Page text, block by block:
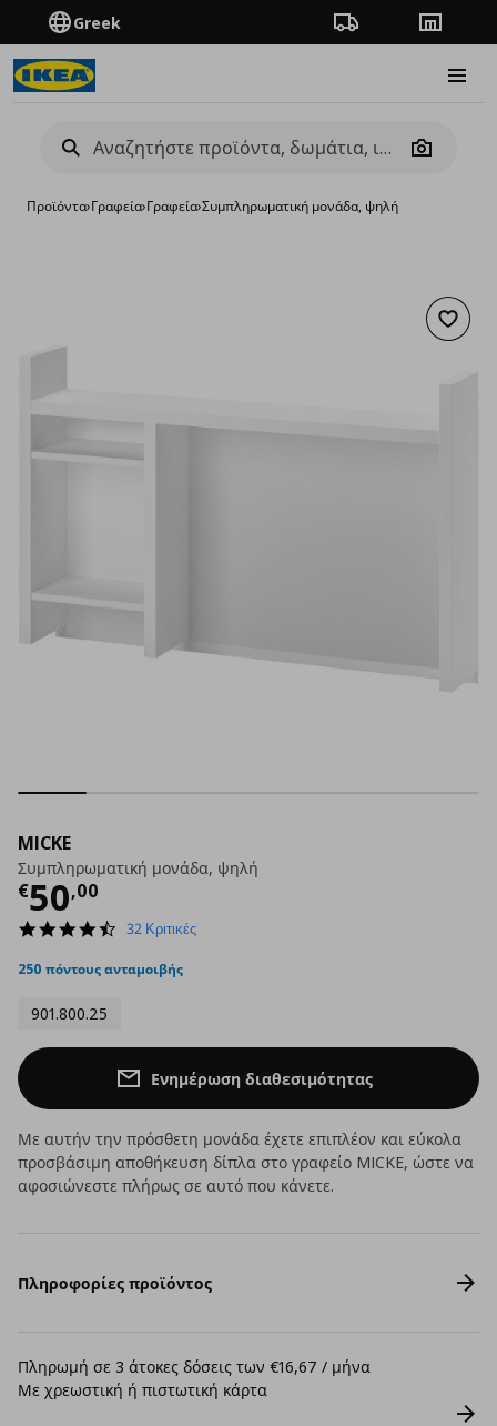
Greek Πορεία παραγγελίας
Camera
Προϊόντα›Γραφεία›Γραφεία›Συμπληρωματική μονάδα, ψηλή
MICKE
Συμπληρωματική μονάδα, ψηλή
€50,00
Τρέχουσα τιμή
4.5
rating
32 Κριτικές
250 πόντους ανταμοιβής
901.800.25
Ενημέρωση διαθεσιμότητας
Με αυτήν την πρόσθετη μονάδα έχετε επιπλέον και εύκολα
προσβάσιμη αποθήκευση δίπλα στο γραφείο MICKE, ώστε να
αφοσιώνεστε πλήρως σε αυτό που κάνετε.
Πληροφορίες προϊόντος
Πληρωμή σε 3 άτοκες δόσεις των €16,67 / μήνα
Με χρεωστική ή πιστωτική κάρτα